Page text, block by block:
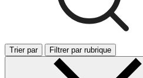
Trier par Filtrer par rubrique